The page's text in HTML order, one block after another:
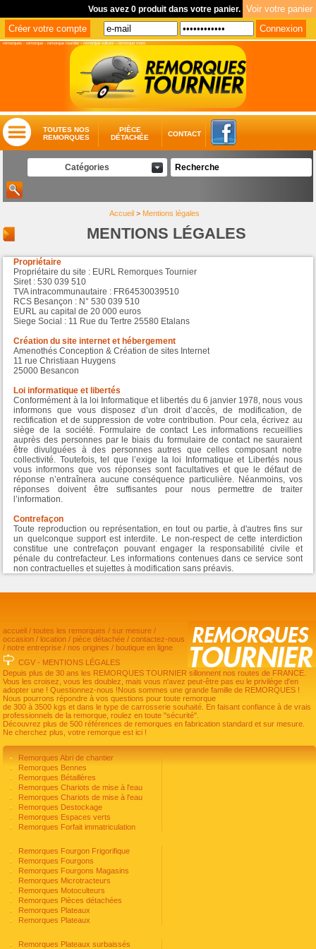
Vous avez 0 produit dans votre panier.
remorques -remorque -remorque tournier -remorque voiture -remorque moto
TOUTES NOS
REMORQUES
PIÈCE
DÉTACHÉE
CONTACT
Catégories
Accueil> Mentions légales
MENTIONS LÉGALES
Propriétaire
Propriétaire du site : EURL Remorques Tournier
Siret : 530 039 510
TVA intracommunautaire : FR64530039510
RCS Besançon : N° 530 039 510
EURL au capital de 20 000 euros
Siege Social : 11 Rue du Tertre 25580 Etalans
Création du site internet et hébergement
Amenothés Conception & Création de sites Internet
11 rue Christiaan Huygens
25000 Besancon
Loi informatique et libertés
Conformément à la loi Informatique et libertés du 6 janvier 1978, nous vous
informons que vous disposez d’un droit d’accès, de modification, de
rectification et de suppression de votre contribution. Pour cela, écrivez au
siège de la société. Formulaire de contact Les informations recueillies
auprès des personnes par le biais du formulaire de contact ne sauraient
être divulguées à des personnes autres que celles composant notre
collectivité. Toutefois, tel que l’exige la loi Informatique et Libertés nous
vous informons que vos réponses sont facultatives et que le défaut de
réponse n’entraînera aucune conséquence particulière. Néanmoins, vos
réponses doivent être suffisantes pour nous permettre de traiter
l’information.
Contrefaçon
Toute reproduction ou représentation, en tout ou partie, à d'autres fins sur
un quelconque support est interdite. Le non-respect de cette interdiction
constitue une contrefaçon pouvant engager la responsabilité civile et
pénale du contrefacteur. Les informations contenues dans ce service sont
non contractuelles et sujettes à modification sans préavis.
accueil /toutes les remorques /sur mesure /
occasion / location / pièce détachée /contactez-nous
/ notre entreprise / nos origines / boutique en ligne
CGV - MENTIONS LÉGALES
Depuis plus de 30 ans les REMORQUES TOURNIER sillonnent nos routes de FRANCE.
Vous les croisez, vous les doublez, mais vous n'avez peut-être pas eu le privilège d'en
adopter une ! Questionnez-nous !Nous sommes une grande famille de REMORQUES !
Nous pourrons répondre à vos questions pour toute remorque
de 300 à 3500 kgs et dans le type de carrosserie souhaité. En faisant confiance à de vrais
professionnels de la remorque, roulez en toute "sécurité".
Découvrez plus de 500 références de remorques en fabrication standard et sur mesure.
Ne cherchez plus, votre remorque est ici !
Remorques Abri de chantier
Remorques Bennes
Remorques Bétaillères
Remorques Chariots de mise à l'eau
Remorques Chariots de mise à l'eau
Remorques Destockage
Remorques Espaces verts
Remorques Forfait immatriculation
Remorques Fourgon Frigorifique
Remorques Fourgons
Remorques Fourgons Magasins
Remorques Microtracteurs
Remorques Motoculteurs
Remorques Pièces détachées
Remorques Plateaux
Remorques Plateaux
Remorques Plateaux surbaissés